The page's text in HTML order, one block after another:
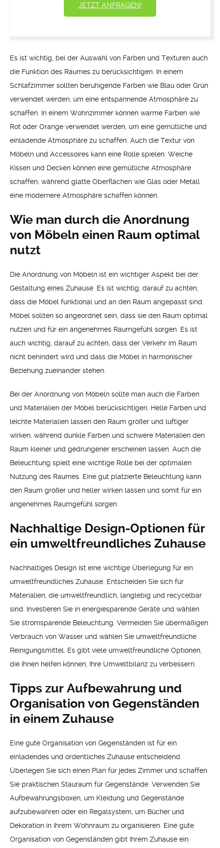
JETZT ANFRAGEN!
Es ist wichtig, bei der Auswahl von Farben und Texturen auch
die Funktion des Raumes zu berücksichtigen. In einem
Schlafzimmer sollten beruhigende Farben wie Blau oder Grün
verwendet werden, um eine entspannende Atmosphäre zu
schaffen. In einem Wohnzimmer können warme Farben wie
Rot oder Orange verwendet werden, um eine gemütliche und
einladende Atmosphäre zu schaffen. Auch die Textur von
Möbeln und Accessoires kann eine Rolle spielen. Weiche
Kissen und Decken können eine gemütliche Atmosphäre
schaffen, während glatte Oberflächen wie Glas oder Metall
eine modernere Atmosphäre schaffen können.
Wie man durch die Anordnung
von Möbeln einen Raum optimal
nutzt
Die Anordnung von Möbeln ist ein wichtiger Aspekt bei der
Gestaltung eines Zuhause. Es ist wichtig, darauf zu achten,
dass die Möbel funktional und an den Raum angepasst sind.
Möbel sollten so angeordnet sein, dass sie den Raum optimal
nutzen und für ein angenehmes Raumgefühl sorgen. Es ist
auch wichtig, darauf zu achten, dass der Verkehr im Raum
nicht behindert wird und dass die Möbel in harmonischer
Beziehung zueinander stehen.
Bei der Anordnung von Möbeln sollte man auch die Farben
und Materialien der Möbel berücksichtigen. Helle Farben und
leichte Materialien lassen den Raum größer und luftiger
wirken, während dunkle Farben und schwere Materialien den
Raum kleiner und gedrungener erscheinen lassen. Auch die
Beleuchtung spielt eine wichtige Rolle bei der optimalen
Nutzung des Raumes. Eine gut platzierte Beleuchtung kann
den Raum größer und heller wirken lassen und somit für ein
angenehmes Raumgefühl sorgen.
Nachhaltige Design-Optionen für
ein umweltfreundliches Zuhause
Nachhaltiges Design ist eine wichtige Überlegung für ein
umweltfreundliches Zuhause. Entscheiden Sie sich für
Materialien, die umweltfreundlich, langlebig und recycelbar
sind. Investieren Sie in energiesparende Geräte und wählen
Sie stromsparende Beleuchtung. Vermeiden Sie übermäßigen
Verbrauch von Wasser und wählen Sie umweltfreundliche
Reinigungsmittel. Es gibt viele umweltfreundliche Optionen,
die Ihnen helfen können, Ihre Umweltbilanz zu verbessern.
Tipps zur Aufbewahrung und
Organisation von Gegenständen
in einem Zuhause
Eine gute Organisation von Gegenständen ist für ein
einladendes und ordentliches Zuhause entscheidend.
Überlegen Sie sich einen Plan für jedes Zimmer und schaffen
Sie praktischen Stauraum für Gegenstände. Verwenden Sie
Aufbewahrungsboxen, um Kleidung und Gegenstände
aufzubewahren oder ein Regalsystem, um Bücher und
Dekoration in Ihrem Wohnraum zu organisieren. Eine gute
Organisation von Gegenständen gibt Ihrem Zuhause ein